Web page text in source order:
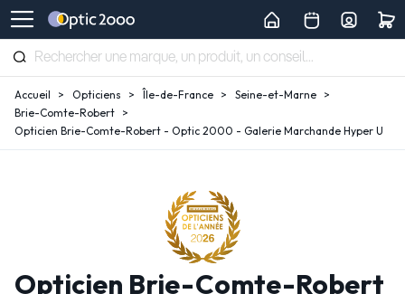
Accueil Opticiens Île-de-France
Seine-et-Marne
Brie-Comte-Robert
Opticien Brie-Comte-Robert - Optic 2000 - Galerie Marchande Hyper U
Opticien Brie-Comte-Robert